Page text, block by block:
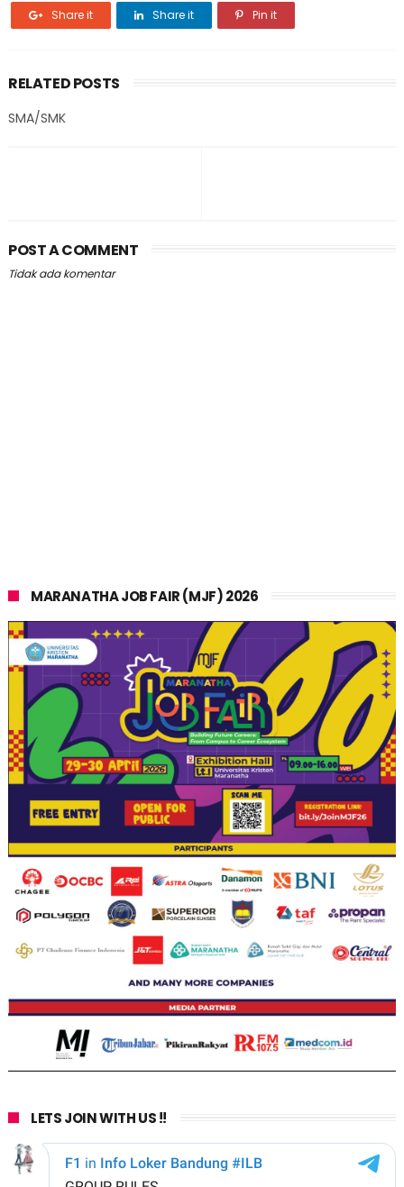
Share it Share it Pin it
RELATED POSTS
SMA/SMK
POST A COMMENT
Tidak ada komentar
MARANATHA JOB FAIR (MJF) 2026
LETS JOIN WITH US !!